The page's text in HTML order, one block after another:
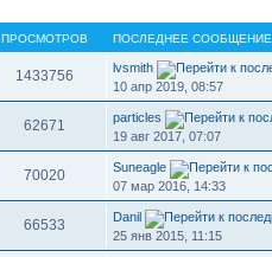
ПРОСМОТРОВ ПОСЛЕДНЕЕ СООБЩЕНИЕ
1433756
lvsmith
10 апр 2019, 08:57
62671
particles
19 авг 2017, 07:07
70020
Suneagle
07 мар 2016, 14:33
66533
Danil
25 янв 2015, 11:15